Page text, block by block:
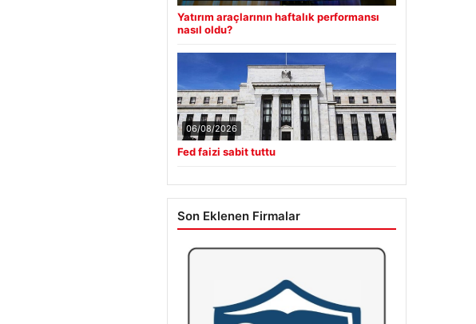
Yatırım araçlarının haftalık performansı
nasıl oldu?
06/08/2026
Fed faizi sabit tuttu
Son Eklenen Firmalar